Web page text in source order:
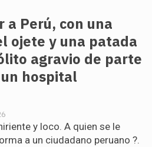
a Perú, con una
ojete y una patada
agravio de parte
hospital
y loco. A quien se le
a un ciudadano peruano ?.